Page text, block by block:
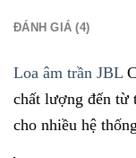
ĐÁNH GIÁ (4)
Loa âm trần JBL
chất lượng đến từ
cho nhiều hệ